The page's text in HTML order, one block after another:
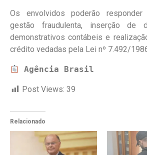
Os envolvidos poderão
gestão fraudulenta, inserção de
demonstrativos contábeis e
crédito vedadas pela Lei nº 7.492/
Agência Brasil
Post Views: 39
Relacionado